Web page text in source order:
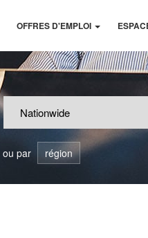
OFFRES D'EMPLOI
ou par région